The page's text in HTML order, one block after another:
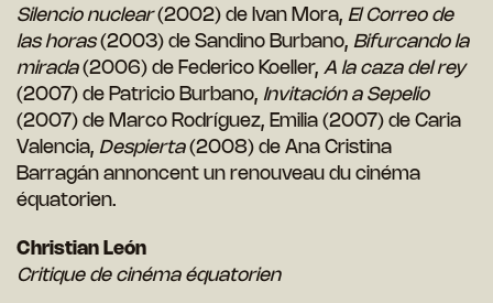
Silencio nuclear(2002) de Ivan Mora, El Correo de
las horas(2003) de Sandino Burbano, Bifurcando la
mirada(2006) de Federico Koeller, A la caza del rey
(2007) de Patricio Burbano, Invitación a Sepelio
(2007) de Marco Rodríguez, Emilia (2007) de Caria
Valencia, Despierta(2008) de Ana Cristina
Barragán annoncent un renouveau du cinéma
équatorien.
Christian León
Critique de cinéma équatorien